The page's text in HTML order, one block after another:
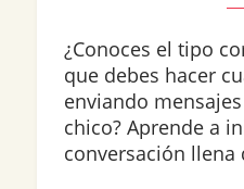
¿Conoces el tipo
que debes hacer
enviando
chico? Aprende a
conversación llena